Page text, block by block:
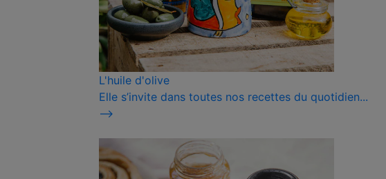
L'huile d'olive
Elle s’invite dans toutes nos recettes du quotidien...
⟶